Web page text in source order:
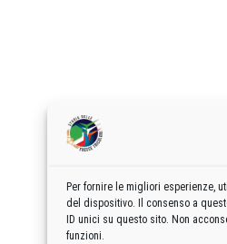
Per fornire le migliori esperienze,
del dispositivo. Il consenso a
ID unici su questo sito. Non
funzioni.